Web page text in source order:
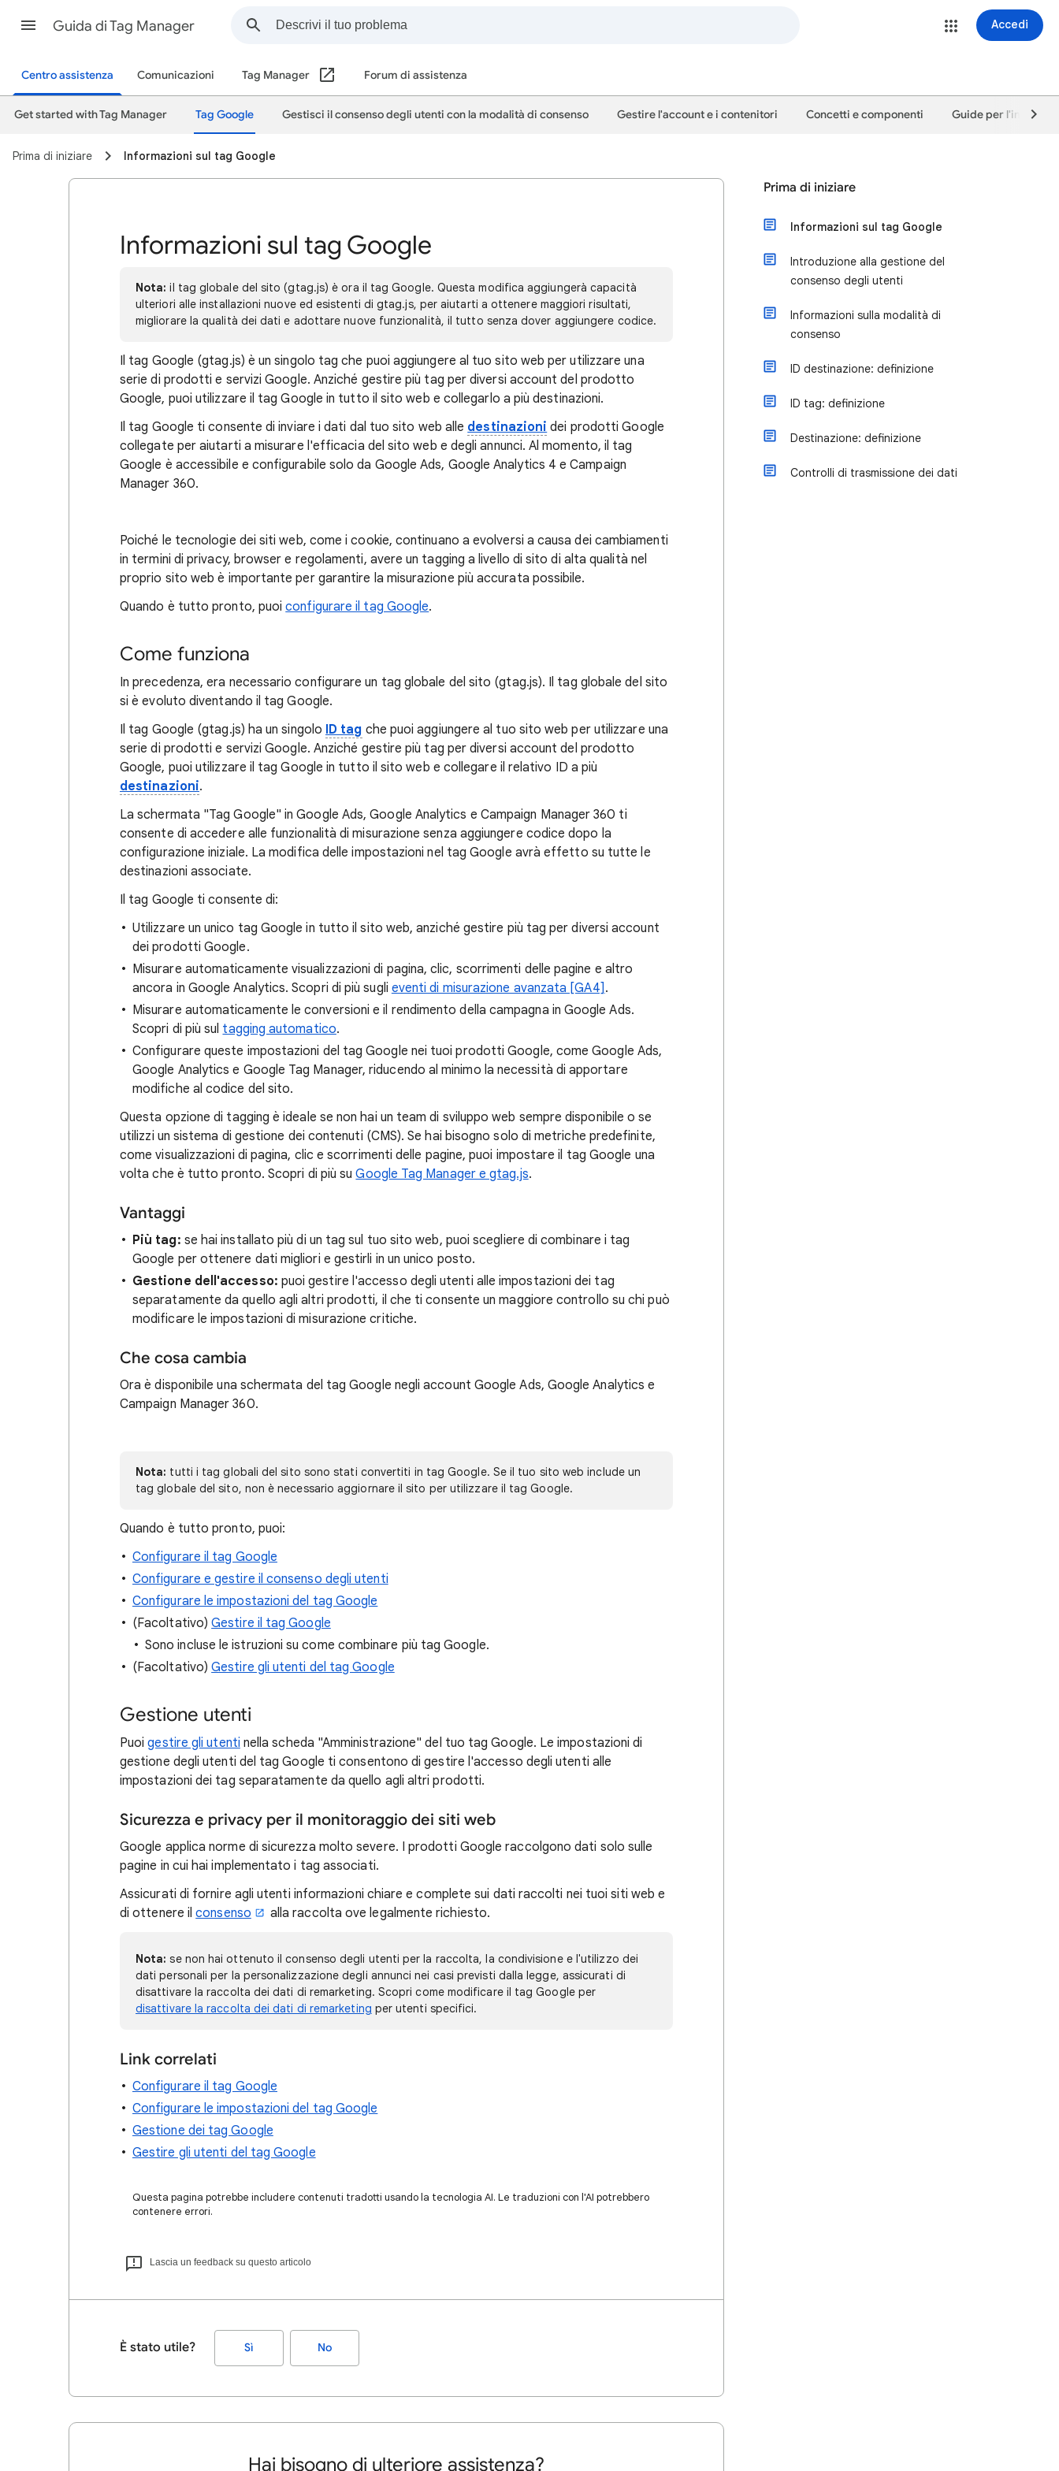
Guida di Tag Manager Accedi
Centro assistenza Comunicazioni Tag Manager Forum di assistenza
Get started with Tag Manager Tag Google Gestisci il consenso degli utenti con la modalità di consenso Gestire l'account e i contenitori Concetti e componenti Guide per
Prima di iniziare Informazioni sul tag Google
Informazioni sul tag Google
Nota: il tag globale del sito (gtag.js) è ora il tag Google. Questa modifica aggiungerà capacità
ulteriori alle installazioni nuove ed esistenti di gtag.js, per aiutarti a ottenere maggiori risultati,
migliorare la qualità dei dati e adottare nuove funzionalità, il tutto senza dover aggiungere codice.
Il tag Google (gtag.js) è un singolo tag che puoi aggiungere al tuo sito web per utilizzare una
serie di prodotti e servizi Google. Anziché gestire più tag per diversi account del prodotto
Google, puoi utilizzare il tag Google in tutto il sito web e collegarlo a più destinazioni.
Il tag Google ti consente di inviare i dati dal tuo sito web alle destinazioni dei prodotti Google
collegate per aiutarti a misurare l'efficacia del sito web e degli annunci. Al momento, il tag
Google è accessibile e configurabile solo da Google Ads, Google Analytics 4 e Campaign
Manager 360.
Poiché le tecnologie dei siti web, come i cookie, continuano a evolversi a causa dei cambiamenti
in termini di privacy, browser e regolamenti, avere un tagging a livello di sito di alta qualità nel
proprio sito web è importante per garantire la misurazione più accurata possibile.
Quando è tutto pronto, puoiconfigurare il tag Google.
Come funziona
In precedenza, era necessario configurare un tag globale del sito (gtag.js). Il tag globale del sito
si è evoluto diventando il tag Google.
Il tag Google (gtag.js) ha un singolo ID tag che puoi aggiungere al tuo sito web per utilizzare una
serie di prodotti e servizi Google. Anziché gestire più tag per diversi account del prodotto
Google, puoi utilizzare il tag Google in tutto il sito web e collegare il relativo ID a più
destinazioni.
La schermata "Tag Google" in Google Ads, Google Analytics e Campaign Manager 360 ti
consente di accedere alle funzionalità di misurazione senza aggiungere codice dopo la
configurazione iniziale. La modifica delle impostazioni nel tag Google avrà effetto su tutte le
destinazioni associate.
Il tag Google ti consente di:
Utilizzare un unico tag Google in tutto il sito web, anziché gestire più tag per diversi account
dei prodotti Google.
Misurare automaticamente visualizzazioni di pagina, clic, scorrimenti delle pagine e altro
ancora in Google Analytics. Scopri di più sugli eventi di misurazione avanzata [GA4] .
Misurare automaticamente le conversioni e il rendimento della campagna in Google Ads.
Scopri di più sul tagging automatico.
Configurare queste impostazioni del tag Google nei tuoi prodotti Google, come Google Ads,
Google Analytics e Google Tag Manager, riducendo al minimo la necessità di apportare
modifiche al codice del sito.
Questa opzione di tagging è ideale se non hai un team di sviluppo web sempre disponibile o se
utilizzi un sistema di gestione dei contenuti (CMS). Se hai bisogno solo di metriche predefinite,
come visualizzazioni di pagina, clic e scorrimenti delle pagine, puoi impostare il tag Google una
volta che è tutto pronto. Scopri di più suGoogle Tag Manager e gtag.js.
Vantaggi
Più tag: se hai installato più di un tag sul tuo sito web, puoi scegliere di combinare i tag
Google per ottenere dati migliori e gestirli in un unico posto.
Gestione dell'accesso: puoi gestire l'accesso degli utenti alle impostazioni dei tag
separatamente da quello agli altri prodotti, il che ti consente un maggiore controllo su chi può
modificare le impostazioni di misurazione critiche.
Che cosa cambia
Ora è disponibile una schermata del tag Google negli account Google Ads, Google Analytics e
Campaign Manager 360.
Nota: tutti i tag globali del sito sono stati convertiti in tag Google. Se il tuo sito web include un
tag globale del sito, non è necessario aggiornare il sito per utilizzare il tag Google.
Quando è tutto pronto, puoi:
Configurare il tag Google
Configurare e gestire il consenso degli utenti
Configurare le impostazioni del tag Google
(Facoltativo)Gestire il tag Google
Sono incluse le istruzioni su come combinare più tag Google.
(Facoltativo)Gestire gli utenti del tag Google
Gestione utenti
Puoigestire gli utenti nella scheda "Amministrazione" del tuo tag Google. Le impostazioni di
gestione degli utenti del tag Google ti consentono di gestire l'accesso degli utenti alle
impostazioni dei tag separatamente da quello agli altri prodotti.
Sicurezza e privacy per il monitoraggio dei siti web
Google applica norme di sicurezza molto severe. I prodotti Google raccolgono dati solo sulle
pagine in cui hai implementato i tag associati.
Assicurati di fornire agli utenti informazioni chiare e complete sui dati raccolti nei tuoi siti web e
di ottenere ilconsenso alla raccolta ove legalmente richiesto.
Nota: se non hai ottenuto il consenso degli utenti per la raccolta, la condivisione e l'utilizzo dei
dati personali per la personalizzazione degli annunci nei casi previsti dalla legge, assicurati di
disattivare la raccolta dei dati di remarketing. Scopri come modificare il tag Google per
disattivare la raccolta dei dati di remarketing per utenti specifici.
Link correlati
Configurare il tag Google
Configurare le impostazioni del tag Google
Gestione dei tag Google
Gestire gli utenti del tag Google
Questa pagina potrebbe includere contenuti tradotti usando la tecnologia AI. Le traduzioni con l'AI potrebbero
contenere errori.
Lascia un feedback su questo articolo
È stato utile? Sì No
Hai bisogno di ulteriore assistenza?
Prima di iniziare
Informazioni sul tag Google
Introduzione alla gestione del
consenso degli utenti
Informazioni sulla modalità di
consenso
ID destinazione: definizione
ID tag: definizione
Destinazione: definizione
Controlli di trasmissione dei dati